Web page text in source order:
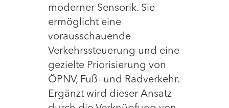
moderner Sensorik. Sie
ermöglicht eine
vorausschauende
Verkehrssteuerung und eine
gezielte Priorisierung von
ÖPNV, Fuß- und Radverkehr.
Ergänzt wird dieser Ansatz